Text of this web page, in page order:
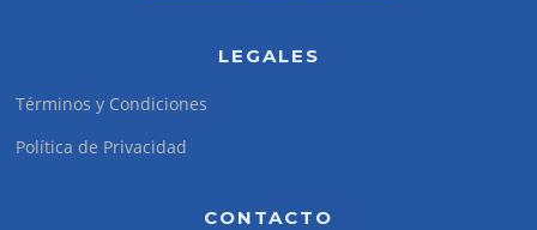
LEGALES
Términos y Condiciones
Política de Privacidad
CONTACTO